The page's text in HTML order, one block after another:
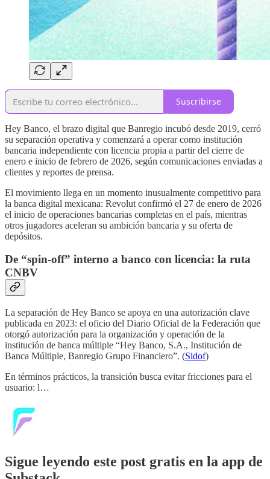
Suscribirse
Hey Banco, el brazo digital que Banregio incubó desde 2019, cerró
su separación operativa y comenzará a operar como institución
bancaria independiente con licencia propia a partir del cierre de
enero e inicio de febrero de 2026, según comunicaciones enviadas a
clientes y reportes de prensa.
El movimiento llega en un momento inusualmente competitivo para
la banca digital mexicana: Revolut confirmó el 27 de enero de 2026
el inicio de operaciones bancarias completas en el país, mientras
otros jugadores aceleran su ambición bancaria y su oferta de
depósitos.
De “spin-off” interno a banco con licencia: la ruta
CNBV
La separación de Hey Banco se apoya en una autorización clave
publicada en 2023: el oficio del Diario Oficial de la Federación que
otorgó autorización para la organización y operación de la
institución de banca múltiple “Hey Banco, S.A., Institución de
Banca Múltiple, Banregio Grupo Financiero”. (Sidof)
En términos prácticos, la transición busca evitar fricciones para el
usuario: l…
Sigue leyendo este post gratis en la app de